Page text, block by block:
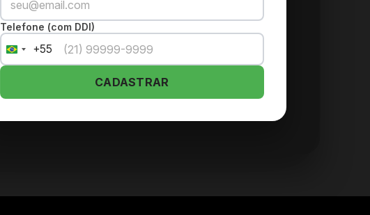
Telefone (com DDI)
Brazil
+55
+55
CADASTRAR